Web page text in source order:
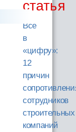
статья
Все
в
«цифру»:
12
причин
сотрудников
строительных
компаний